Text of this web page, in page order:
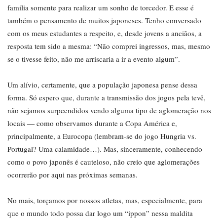
família somente para realizar um sonho de torcedor. E esse é
também o pensamento de muitos japoneses. Tenho conversado
com os meus estudantes a respeito, e, desde jovens a anciãos, a
resposta tem sido a mesma: “Não comprei ingressos, mas, mesmo
se o tivesse feito, não me arriscaria a ir a evento algum”.
Um alívio, certamente, que a população japonesa pense dessa
forma. Só espero que, durante a transmissão dos jogos pela tevê,
não sejamos surpeendidos vendo alguma tipo de aglomeração nos
locais ― como observamos durante a Copa América e,
principalmente, a Eurocopa (lembram-se do jogo Hungria vs.
Portugal? Uma calamidade…). Mas, sinceramente, conhecendo
como o povo japonês é cauteloso, não creio que aglomerações
ocorrerão por aqui nas próximas semanas.
No mais, torçamos por nossos atletas, mas, especialmente, para
que o mundo todo possa dar logo um “ippon” nessa maldita